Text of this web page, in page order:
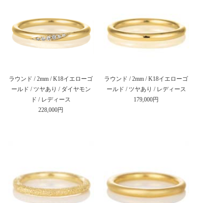
ラウンド / 2mm / K18イエローゴ
ールド / ツヤあり / ダイヤモン
ド / レディース
228,000円
ラウンド / 2mm / K18イエローゴ
ールド / ツヤあり / レディース
179,000円